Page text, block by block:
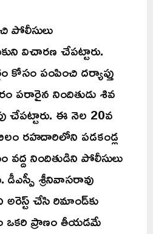
పోలీసులు
విచారణ చేపట్టారు.
కోసం పంపించి దర్యాప్తు
పరారైన నిందితుడు శివ
చేపట్టారు. ఈ నెల 20వ
రహదారిలోని పడకండ్ల
నిందితుడిని పోలీసులు
డీఎస్పీ శ్రీనివాసరావు
అరెస్ట్ చేసి రిమాండ్‌కు
ఒకరి ప్రాణం తీయడమే